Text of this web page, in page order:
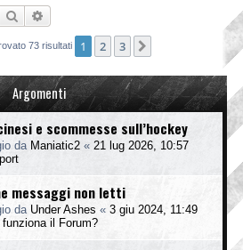
Cerca
73 risultati 1 2 3
Argomenti
e scommesse sull’hockey
da Maniatic2 « 21 lug 2026, 10:57
messaggi non letti
da Under Ashes « 3 giu 2024, 11:49
funziona il Forum?